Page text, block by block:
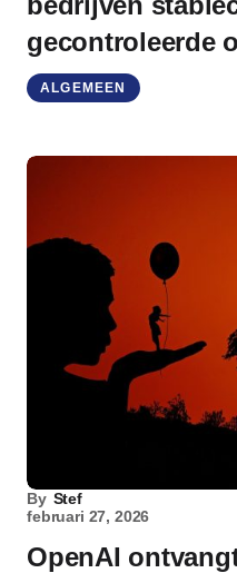
gecontroleerde
ALGEMEEN
By Stef
februari 27, 2026
OpenAI